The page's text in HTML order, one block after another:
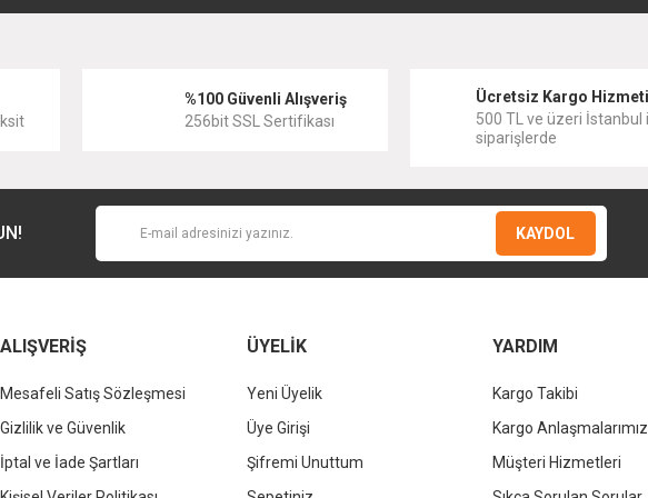
Yorum Yaz
görüntülenemiyor.
olmalı.
Diş Fırçalık
1.685,88 TL
KALE
Kale D300 Sabunluk
1.752,41 TL
Kale D300 Etajer
4.049,14 TL Kale D300
%37
%100 Güvenli Alışveriş
256bit SSL Sertifikası
Ücretsiz Kargo Hizmeti
500 TL ve üzeri İstanbul
siparişlerde
KAYDOL
ALIŞVERİŞ
Mesafeli Satış Sözleşmesi
Gizlilik ve Güvenlik
İptal ve İade Şartları
ÜYELİK
Yeni Üyelik
Üye Girişi
Şifremi Unuttum
YARDIM
Kargo Takibi
Kargo Anlaşmalarımız
Müşteri Hizmetleri